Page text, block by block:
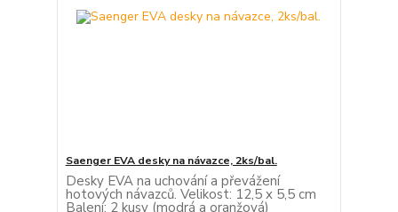
Saenger EVA desky na návazce, 2ks/bal.
Desky EVA na uchování a převážení
hotových návazců. Velikost: 12,5 x 5,5 cm
Balení: 2 kusy (modrá a oranžová)